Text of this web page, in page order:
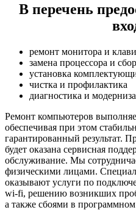
В перечень
ремонт монитора и
замена процессора и
установка
чистка и профилактика
диагностика и
Ремонт компьютеров
обеспечивая при этом
гарантированный результат.
будет оказана сервисная
обслуживание. Мы
физическими лицами.
оказывают услуги по
wi-fi, решению возникших
а также сбоями в